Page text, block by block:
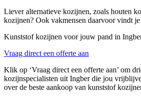
Liever alternatieve kozijnen, zoals houten
kozijnen? Ook vakmensen daarvoor vindt
Kunststof kozijnen voor jouw pand in
Vraag direct een offerte aan
Klik op ‘Vraag direct een offerte aan’ om
kozijnspecialisten uit Ingber die jou
over de beste aankoop van kunststof